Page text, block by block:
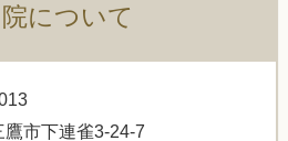
について
鷹市下連雀3-24-7